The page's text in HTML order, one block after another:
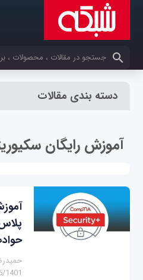
کلمات کلیدی خود را وارد کنید
دسته بندی مقالات
آموزش رایگان
- 13:10